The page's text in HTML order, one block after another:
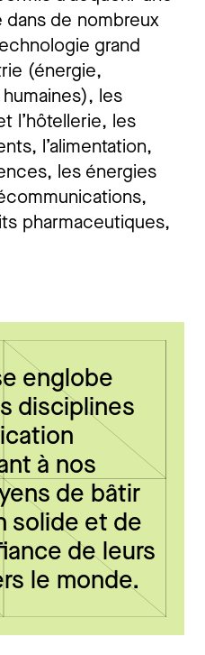
de nombreux
grand
(énergie,
les
l’hôtellerie, les
l’alimentation,
les énergies
pharmaceutiques,
englobe
disciplines
à nos
de bâtir
solide et de
de leurs
le monde.